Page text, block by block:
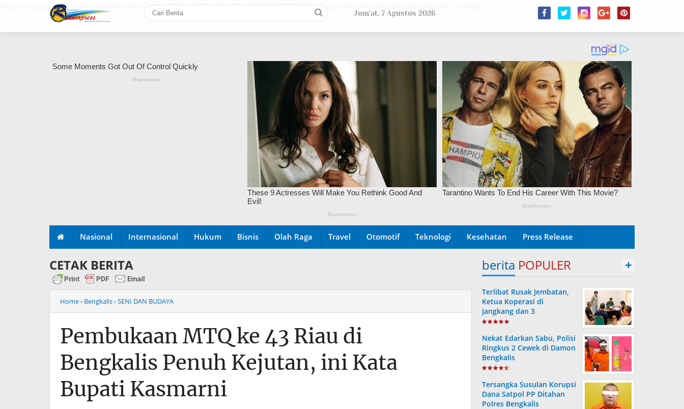
https://bugaruche.com/dAmKFnzWd.GoNiv-ZDGvUM/DeFm/9EupZZUsl/kFPSTuY/ywNqDUcRx/N/j/A/taNCjaIZ0sNDz/E/2hMaQE
Jum'at, 7 Agustus 2026
Nasional Internasional Hukum Bisnis Olah Raga Travel Otomotif Teknologi Kesehatan Press Release
CETAK BERITA
Home› Bengkalis› SENI DAN BUDAYA
Pembukaan MTQ ke 43 Riau di
Bengkalis Penuh Kejutan, ini Kata
Bupati Kasmarni
berita POPULER +
Terlibat Rusak Jembatan,
Ketua Koperasi di
Jangkang dan 3
Pengurusnya Resmi Masuk
Nekat Edarkan Sabu, Polisi
Ringkus 2 Cewek di Damon
Bengkalis
Tersangka Susulan Korupsi
Dana Satpol PP Ditahan
Polres Bengkalis